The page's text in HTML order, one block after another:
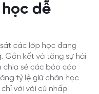
dễ
các lớp học đang
Gắn kết và tăng sự hài
chia sẻ các báo cáo
tỷ lệ giữ chân học
với vài cú nhấp